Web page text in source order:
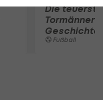
Die
Tormänner
Geschichte
Fußball